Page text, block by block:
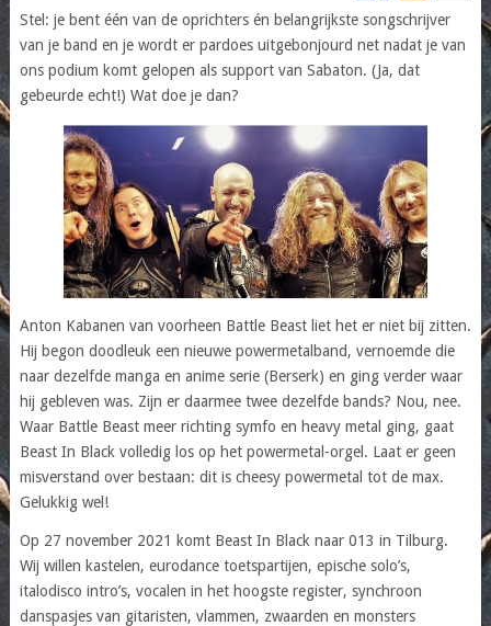
Stel: je bent één van de oprichters én belangrijkste songschrijver
van je band en je wordt er pardoes uitgebonjourd net nadat je van
ons podium komt gelopen als support van Sabaton. (Ja, dat
gebeurde echt!) Wat doe je dan?
Anton Kabanen van voorheen Battle Beast liet het er niet bij zitten.
Hij begon doodleuk een nieuwe powermetalband, vernoemde die
naar dezelfde manga en anime serie (Berserk) en ging verder waar
hij gebleven was. Zijn er daarmee twee dezelfde bands? Nou, nee.
Waar Battle Beast meer richting symfo en heavy metal ging, gaat
Beast In Black volledig los op het powermetal-orgel. Laat er geen
misverstand over bestaan: dit is cheesy powermetal tot de max.
Gelukkig wel!
Op 27 november 2021 komt Beast In Black naar 013 in Tilburg.
Wij willen kastelen, eurodance toetspartijen, epische solo’s,
italodisco intro’s, vocalen in het hoogste register, synchroon
danspasjes van gitaristen, vlammen, zwaarden en monsters